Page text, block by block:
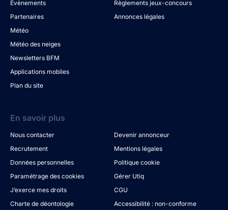
Évènements
Partenaires
Météo
Météo des neiges
Newsletters BFM
Applications mobiles
Plan du site
Règlements jeux-concours
Annonces légales
En savoir plus
Nous contacter
Devenir annonceur
Recrutement
Mentions légales
Données personnelles
Politique cookie
Paramétrage des cookies
Gérer Utiq
J’exerce mes droits
CGU
Charte de déontologie
Accessibilité : non-conforme